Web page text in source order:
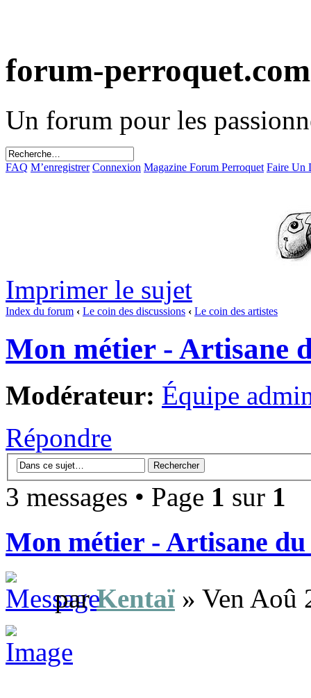
forum-perroquet.com
Un forum pour les
FAQ M’enregistrer Connexion Magazine Forum Perroquet Faire Un
Imprimer le sujet
Index du forum ‹ Le coin des discussions ‹ Le coin des artistes
Mon métier - Artisane
Modérateur: Équipe
Répondre
3 messages • Page 1 sur 1
Mon métier - Artisane
parKentaï » Ven Aoû